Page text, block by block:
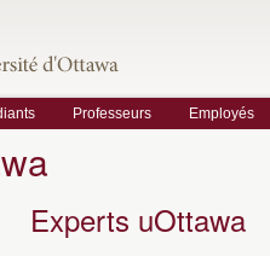
Professeurs Employés
Experts uOttawa